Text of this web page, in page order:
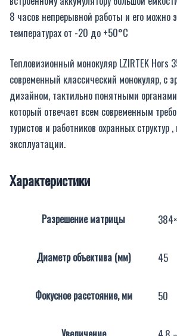
8 часов непрерывной работы и его можно
температурах от -20 до +50°C
Тепловизионный монокуляр LZIRTEK
современный классический монокуляр, с
дизайном, тактильно понятными
который отвечает всем современным
туристов и работников охранных структур
эксплуатации.
Характеристики
Разрешение матрицы
Диаметр объектива (мм) 45
Фокусное расстояние, мм 50